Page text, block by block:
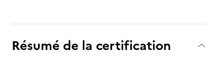
Résumé de la certification